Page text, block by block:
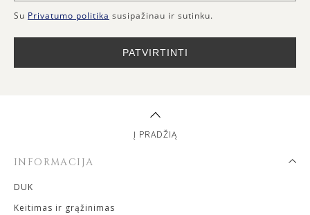
Su Privatumo politika susipažinau ir sutinku.
PATVIRTINTI
INFORMACIJA
DUK
Keitimas ir grąžinimas
Į PRADŽIĄ